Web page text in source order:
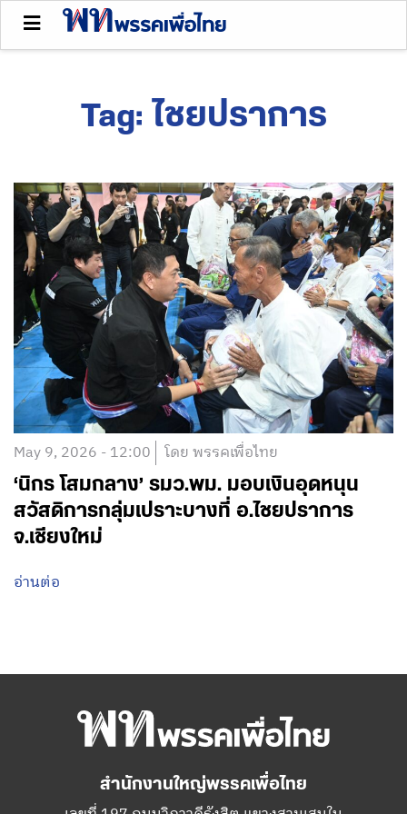
Tag: ไชยปราการ
May 9, 2026 - 12:00 โดย พรรคเพื่อไทย
‘นิกร โสมกลาง’ รมว.พม. มอบเงินอุดหนุน
สวัสดิการกลุ่มเปราะบางที่ อ.ไชยปราการ
จ.เชียงใหม่
อ่านต่อ
สำนักงานใหญ่พรรคเพื่อไทย